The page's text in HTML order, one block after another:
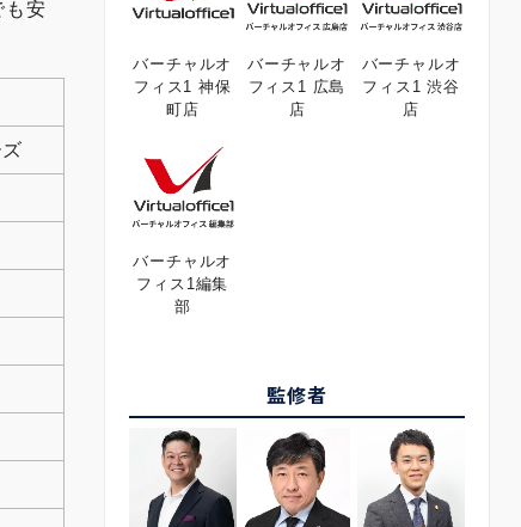
も安
バーチャルオ
フィス1 神保
町店
バーチャルオ
フィス1 広島
店
バーチャルオ
フィス1 渋谷
店
バーチャルオ
フィス1編集
部
監修者